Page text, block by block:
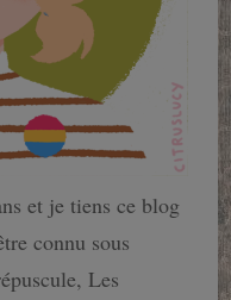
et je tiens ce blog
connu sous
Les